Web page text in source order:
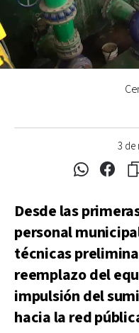
3 de
Desde las
personal
técnicas
reemplazo del
impulsión del
hacia la red